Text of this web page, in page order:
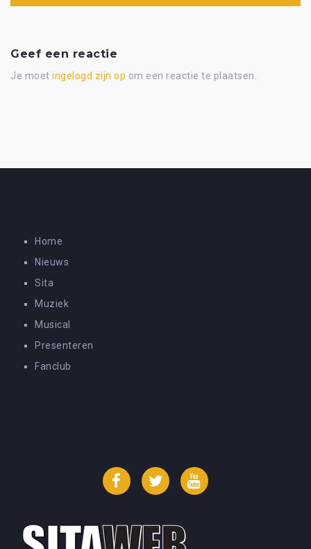
Geef een reactie
Je moet ingelogd zijn op om een reactie te plaatsen.
Home
Nieuws
Sita
Muziek
Musical
Presenteren
Fanclub
FacebookTwitter YouTube